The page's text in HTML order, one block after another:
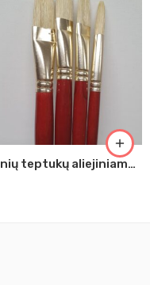
Šerinių teptukų aliejiniams dažams 4 vnt. rinkinys